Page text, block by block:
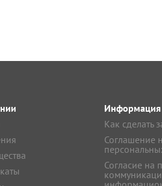
Информация
Как сделать
Соглашение
Согласие на